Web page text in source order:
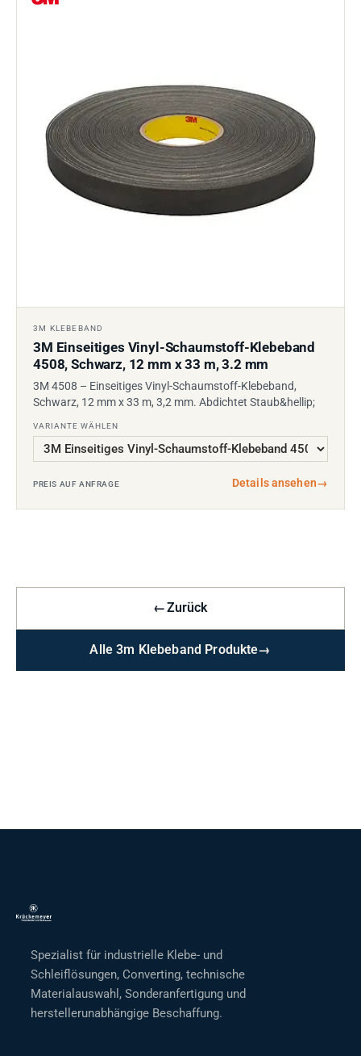
3M KLEBEBAND
3M Einseitiges Vinyl-Schaumstoff-Klebeband
4508, Schwarz, 12 mm x 33 m, 3.2 mm
3M 4508 – Einseitiges Vinyl-Schaumstoff-Klebeband,
Schwarz, 12 mm x 33 m, 3,2 mm. Abdichtet Staub&hellip;
VARIANTE WÄHLEN
PREIS AUF ANFRAGE Details ansehen→
←Zurück
Alle 3m Klebeband Produkte→
Spezialist für industrielle Klebe- und
Schleiflösungen, Converting, technische
Materialauswahl, Sonderanfertigung und
herstellerunabhängige Beschaffung.